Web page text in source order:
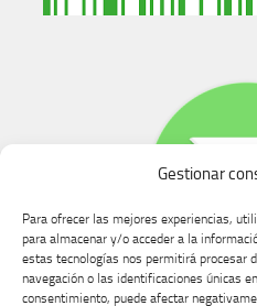
Gestionar
Para ofrecer las mejores experiencias,
para almacenar y/o acceder a la
estas tecnologías nos permitirá procesar
navegación o las identificaciones únicas
consentimiento, puede afectar